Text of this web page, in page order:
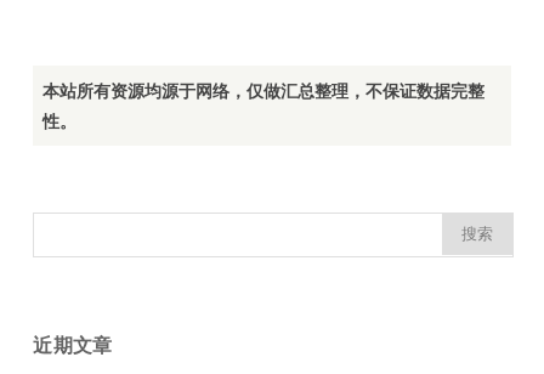
本站所有资源均源于网络，仅做汇总整理，不保证数据完整
性。
索：
近期文章